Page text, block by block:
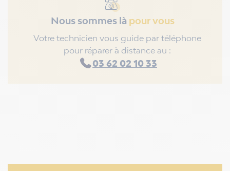
Nous sommes là pour vous
Votre technicien vous guide par téléphone
pour réparer à distance au :
03 62 02 10 33